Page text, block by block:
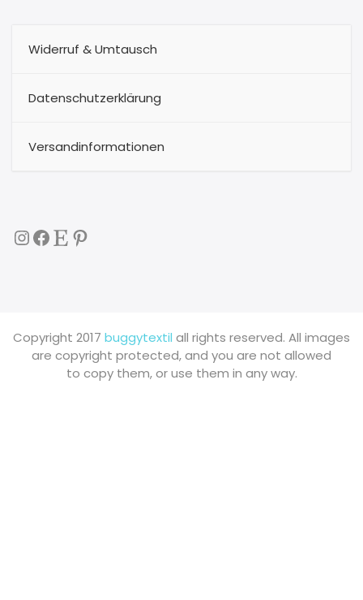
Widerruf & Umtausch
Datenschutzerklärung
Versandinformationen
Instagram
Facebook
EtsyPinterest
Copyright 2017 buggytextil all rights reserved. All images
are copyright protected, and you are not allowed
to copy them, or use them in any way.